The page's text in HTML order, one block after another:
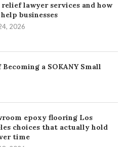
relief lawyer services and how
businesses
2026
a SOKANY Small
epoxy flooring Los
choices that actually hold
time